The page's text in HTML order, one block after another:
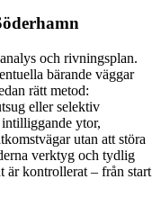
och rivningsplan.
bärande väggar
rätt metod:
eller selektiv
ytor,
utan att störa
verktyg och tydlig
är kontrollerat – från start